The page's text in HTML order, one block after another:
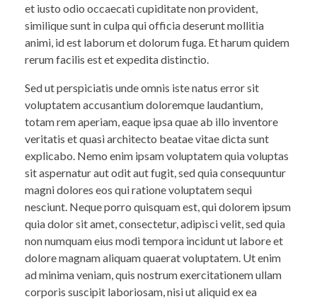
et iusto odio occaecati cupiditate non provident,
similique sunt in culpa qui officia deserunt mollitia
animi, id est laborum et dolorum fuga. Et harum quidem
rerum facilis est et expedita distinctio.
Sed ut perspiciatis unde omnis iste natus error sit
voluptatem accusantium doloremque laudantium,
totam rem aperiam, eaque ipsa quae ab illo inventore
veritatis et quasi architecto beatae vitae dicta sunt
explicabo. Nemo enim ipsam voluptatem quia voluptas
sit aspernatur aut odit aut fugit, sed quia consequuntur
magni dolores eos qui ratione voluptatem sequi
nesciunt. Neque porro quisquam est, qui dolorem ipsum
quia dolor sit amet, consectetur, adipisci velit, sed quia
non numquam eius modi tempora incidunt ut labore et
dolore magnam aliquam quaerat voluptatem. Ut enim
ad minima veniam, quis nostrum exercitationem ullam
corporis suscipit laboriosam, nisi ut aliquid ex ea